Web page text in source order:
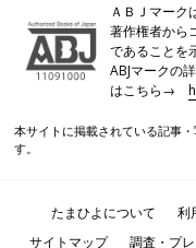
ＡＢＪマーク
著作権者から
であることを
ABJマークの
はこちら→
本サイトに掲載されている記事
す。
たまひよについて 利
サイトマップ
調査・プ